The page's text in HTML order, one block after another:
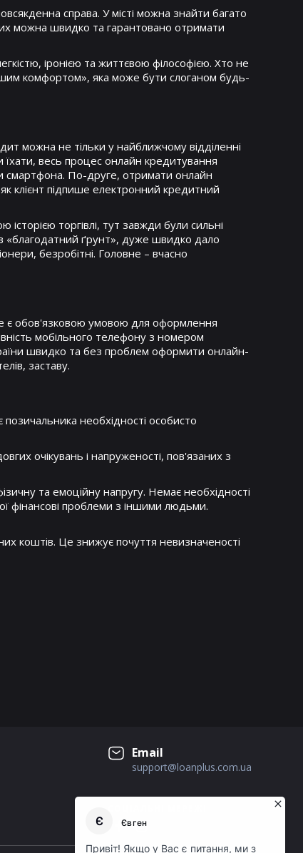
справа. У місті можна знайти багато
можна швидко та гарантовано отримати
іронією та життєвою філософією. Хто не
комфортом», яка може бути слоганом будь-
можна не тільки у найближчому відділенні
весь процес онлайн кредитування
смартфона. По-друге, отримати онлайн
клієнт підпише електронний кредитний
торгівлі, тут завжди були сильні
«благодатний ґрунт», дуже швидко дало
безробітні. Головне – вчасно
є обов'язковою умовою для оформлення
мобільного телефону з номером
швидко та без проблем оформити онлайн-
заставу.
необхідності особисто
очікувань і напруженості, пов'язаних з
та емоційну напругу. Немає необхідності
фінансові проблеми з іншими людьми.
коштів. Це знижує почуття невизначеності
Email
support@loanplus.com.ua